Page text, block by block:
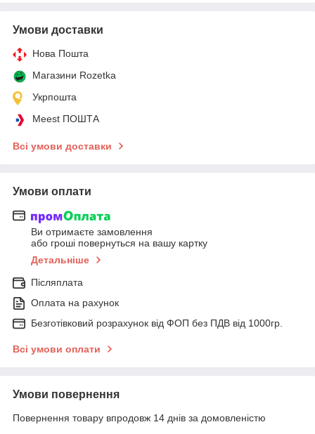
Умови доставки
Нова Пошта
Магазини Rozetka
Укрпошта
Meest ПОШТА
Всі умови доставки
Умови оплати
Ви отримаєте замовлення
або гроші повернуться на вашу картку
Детальніше
Післяплата
Оплата на рахунок
Безготівковий розрахунок від ФОП без ПДВ від 1000гр.
Всі умови оплати
Умови повернення
Повернення товару впродовж 14 днів за домовленістю